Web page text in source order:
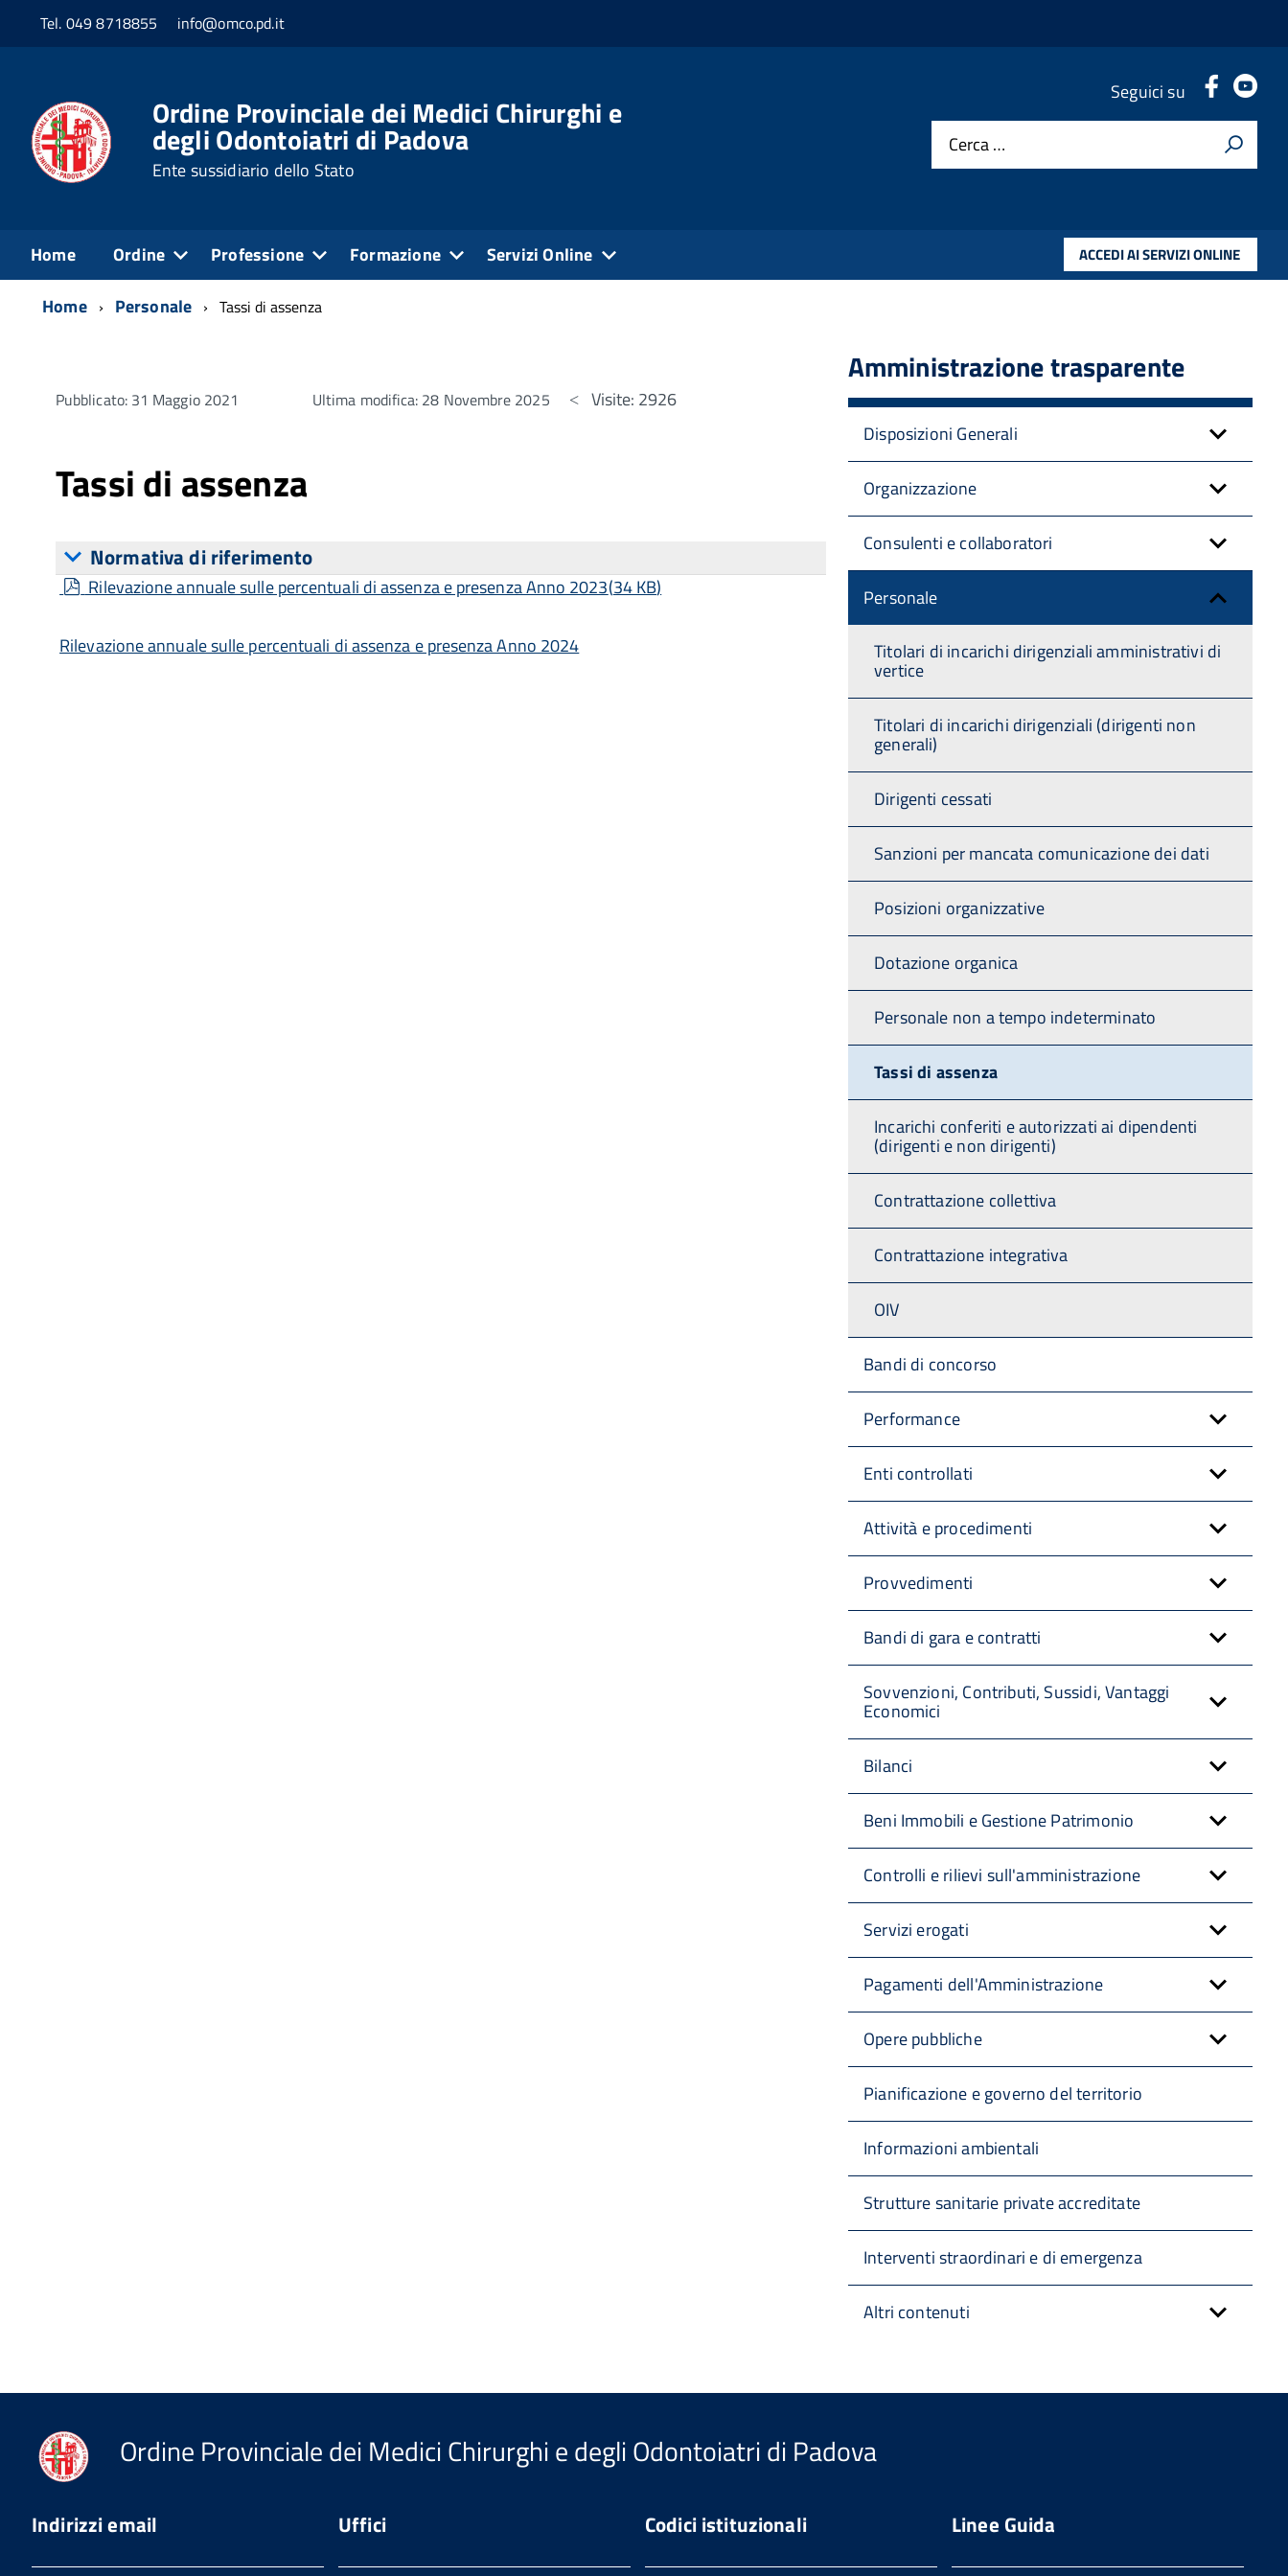
Tel. 049 8718855 info@omco.pd.it
Ordine Provinciale dei Medici Chirurghi e
degli Odontoiatri di Padova
Ente sussidiario dello Stato
Seguici su . .
Cerca …
Home Ordine Professione Formazione Servizi Online ACCEDI AI SERVIZI ONLINE
Home Personale Tassi di assenza
Pubblicato: 31 Maggio 2021 Ultima modifica: 28 Novembre 2025 Visite: 2926
Tassi di assenza
Normativa di riferimento
pdf
Rilevazione annuale sulle percentuali di assenza e presenza Anno 2023(34 KB)
Rilevazione annuale sulle percentuali di assenza e presenza Anno 2024
Amministrazione trasparente
Disposizioni Generali
Organizzazione
Consulenti e collaboratori
Personale
Titolari di incarichi dirigenziali amministrativi di
vertice
Titolari di incarichi dirigenziali (dirigenti non
generali)
Dirigenti cessati
Sanzioni per mancata comunicazione dei dati
Posizioni organizzative
Dotazione organica
Personale non a tempo indeterminato
Tassi di assenza
Incarichi conferiti e autorizzati ai dipendenti
(dirigenti e non dirigenti)
Contrattazione collettiva
Contrattazione integrativa
OIV
Bandi di concorso
Performance
Enti controllati
Attività e procedimenti
Provvedimenti
Bandi di gara e contratti
Sovvenzioni, Contributi, Sussidi, Vantaggi
Economici
Bilanci
Beni Immobili e Gestione Patrimonio
Controlli e rilievi sull'amministrazione
Servizi erogati
Pagamenti dell'Amministrazione
Opere pubbliche
Pianificazione e governo del territorio
Informazioni ambientali
Strutture sanitarie private accreditate
Interventi straordinari e di emergenza
Altri contenuti
Ordine Provinciale dei Medici Chirurghi e degli Odontoiatri di Padova
Indirizzi email Uffici Codici istituzionali Linee Guida